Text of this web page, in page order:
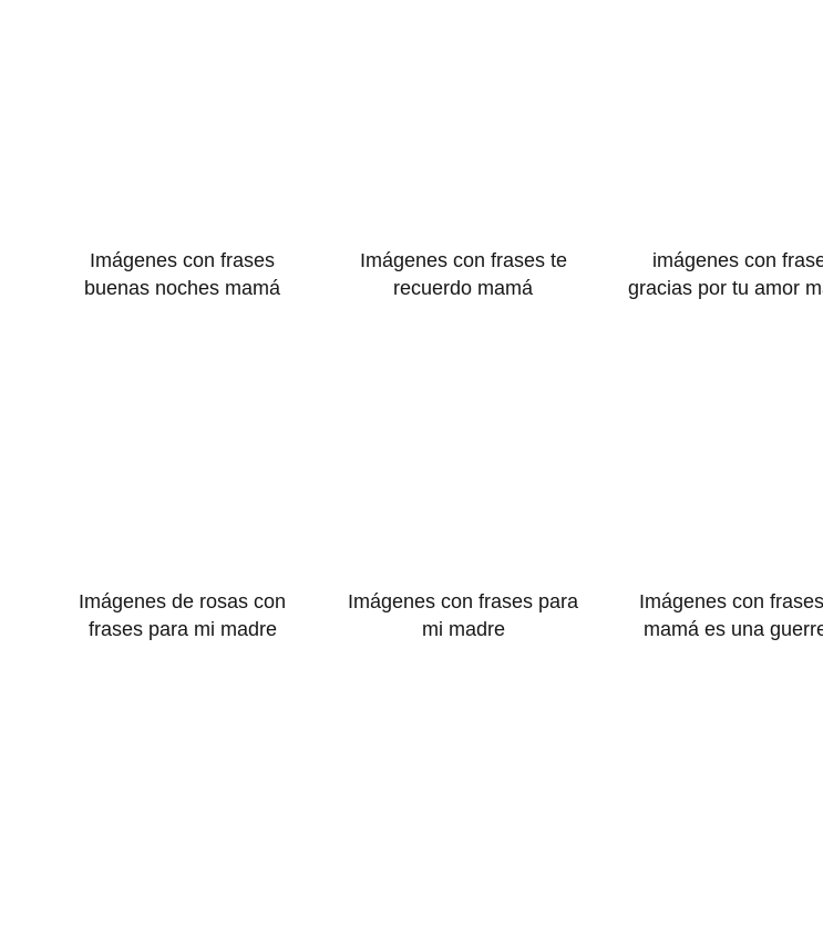
Imágenes con frases
buenas noches mamá
Imágenes con frases te
recuerdo mamá
imágenes con
gracias por tu amor
Imágenes de rosas con
frases para mi madre
Imágenes con frases para
mi madre
Imágenes con
mamá es una